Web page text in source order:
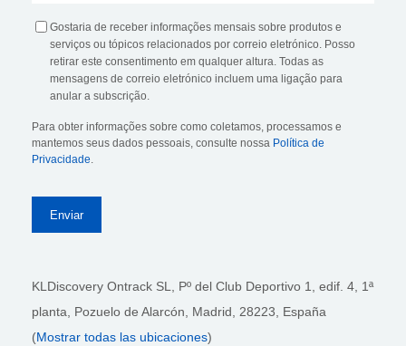
Gostaria de receber informações mensais sobre produtos e
serviços ou tópicos relacionados por correio eletrónico. Posso
retirar este consentimento em qualquer altura. Todas as
mensagens de correio eletrónico incluem uma ligação para
anular a subscrição.
Para obter informações sobre como coletamos, processamos e
mantemos seus dados pessoais, consulte nossa Política de
Privacidade.
KLDiscovery Ontrack SL, Pº del Club Deportivo 1, edif. 4, 1ª
planta, Pozuelo de Alarcón, Madrid, 28223, España
(Mostrar todas las ubicaciones)